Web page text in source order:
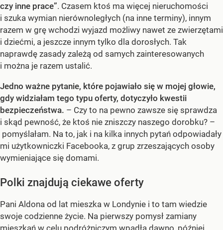
czy inne prace”. Czasem ktoś ma więcej nieruchomości
i szuka wymian nierównoległych (na inne terminy), innym
razem w grę wchodzi wyjazd możliwy nawet ze zwierzętami
i dziećmi, a jeszcze innym tylko dla dorosłych. Tak
naprawdę zasady zależą od samych zainteresowanych
i można je razem ustalić.
Jedno ważne pytanie, które pojawiało się w mojej głowie,
gdy widziałam tego typu oferty, dotyczyło kwestii
bezpieczeństwa. – Czy to na pewno zawsze się sprawdza
i skąd pewność, że ktoś nie zniszczy naszego dorobku? –
pomyślałam. Na to, jak i na kilka innych pytań odpowiadały
mi użytkowniczki Facebooka, z grup zrzeszających osoby
wymieniające się domami.
Polki znajdują ciekawe oferty
Pani Aldona od lat mieszka w Londynie i to tam wiedzie
swoje codzienne życie. Na pierwszy pomysł zamiany